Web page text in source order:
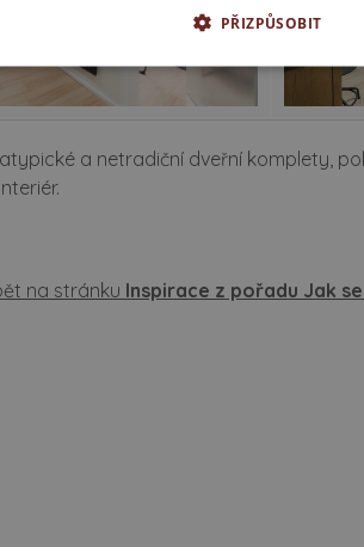
a netradiční dveřní komplety,
na stránku Inspirace z pořadu Jak
PŘIZPŮSOBIT